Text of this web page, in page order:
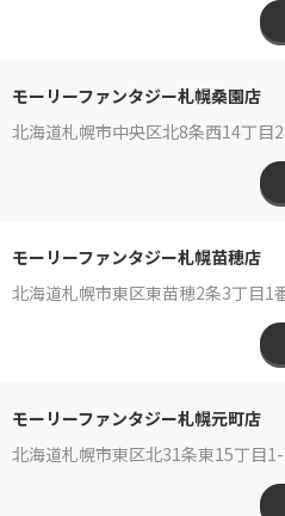
モーリーファンタジー札幌桑園店
北海道札幌市中央区北8条西14丁目
モーリーファンタジー札幌苗穂店
北海道札幌市東区東苗穂2条3丁目1
モーリーファンタジー札幌元町店
北海道札幌市東区北31条東15丁目